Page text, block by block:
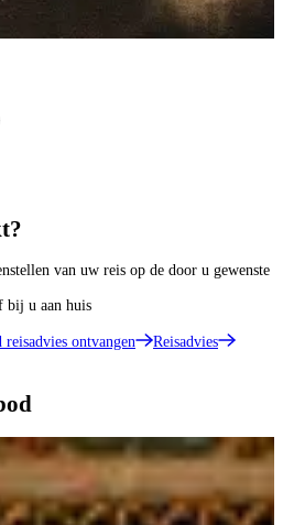
van uw reis op de door u gewenste
bij u aan huis
ontvangen
Reisadvies